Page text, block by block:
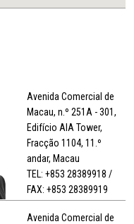
Avenida Comercial de
Macau, n.º 251A - 301,
Edifício AIA Tower,
Fracção 1104, 11.º
andar, Macau
TEL: +853 28389918 /
FAX: +853 28389919
Avenida Comercial de